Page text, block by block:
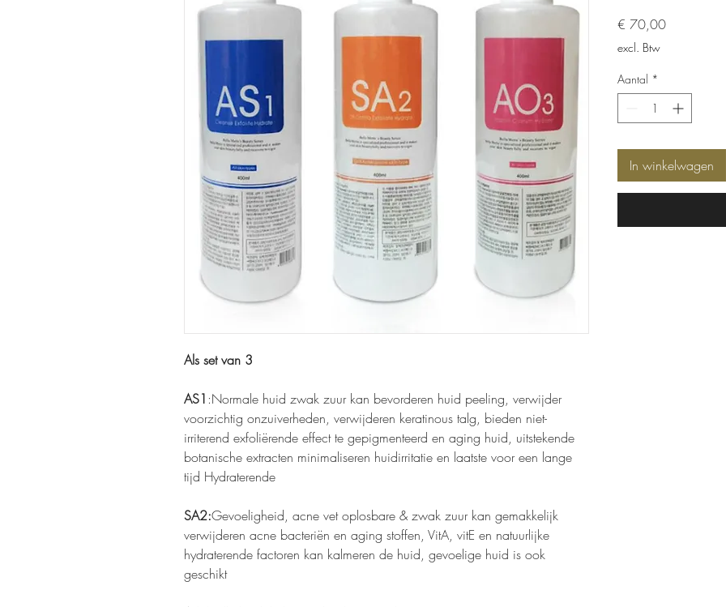
Als set van 3
AS1 :Normale huid zwak zuur kan bevorderen huid peeling, verwijder
voorzichtig onzuiverheden, verwijderen keratinous talg, bieden niet-
irriterend exfoliërende effect te gepigmenteerd en aging huid, uitstekende
botanische extracten minimaliseren huidirritatie en laatste voor een lange
tijd Hydraterende
SA2:Gevoeligheid, acne vet oplosbare & zwak zuur kan gemakkelijk
verwijderen acne bacteriën en aging stoffen, VitA, vitE en natuurlijke
hydraterende factoren kan kalmeren de huid, gevoelige huid is ook
geschikt
€ 70,00Prijs
excl. Btw
Aantal *
In winkelwagen